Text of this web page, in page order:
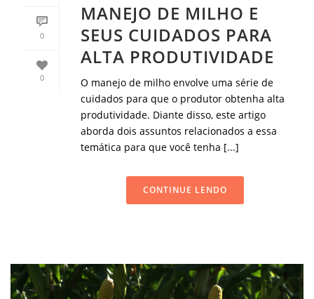
0
0
MANEJO DE MILHO E
SEUS CUIDADOS PARA
ALTA PRODUTIVIDADE
O manejo de milho envolve uma série de
cuidados para que o produtor obtenha alta
produtividade. Diante disso, este artigo
aborda dois assuntos relacionados a essa
temática para que você tenha [...]
CONTINUE LENDO